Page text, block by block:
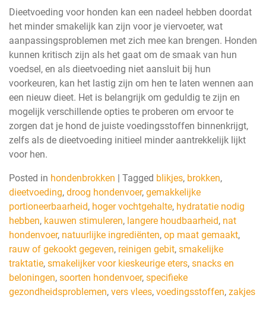
Dieetvoeding voor honden kan een nadeel hebben doordat
het minder smakelijk kan zijn voor je viervoeter, wat
aanpassingsproblemen met zich mee kan brengen. Honden
kunnen kritisch zijn als het gaat om de smaak van hun
voedsel, en als dieetvoeding niet aansluit bij hun
voorkeuren, kan het lastig zijn om hen te laten wennen aan
een nieuw dieet. Het is belangrijk om geduldig te zijn en
mogelijk verschillende opties te proberen om ervoor te
zorgen dat je hond de juiste voedingsstoffen binnenkrijgt,
zelfs als de dieetvoeding initieel minder aantrekkelijk lijkt
voor hen.
Posted in hondenbrokken | Tagged blikjes, brokken,
dieetvoeding, droog hondenvoer, gemakkelijke
portioneerbaarheid, hoger vochtgehalte, hydratatie nodig
hebben, kauwen stimuleren, langere houdbaarheid, nat
hondenvoer, natuurlijke ingrediënten, op maat gemaakt,
rauw of gekookt gegeven, reinigen gebit, smakelijke
traktatie, smakelijker voor kieskeurige eters, snacks en
beloningen, soorten hondenvoer, specifieke
gezondheidsproblemen, vers vlees, voedingsstoffen, zakjes